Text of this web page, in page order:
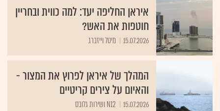
איראן החליפה יעד: למה כווית ובחריין
חוטפות את האש?
15.07.2026 מיטל וייזברג
המהלך של איראן לפרוץ את המצור -
והאיום על צירים קריטיים
15.07.2026 N12 ושירות גלובס